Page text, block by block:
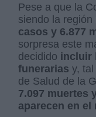
Pese a que la
siendo la
casos y 6.877
sorpresa este
decidido incluir
funerarias y,
de Salud de la
7.097 muertes
aparecen en